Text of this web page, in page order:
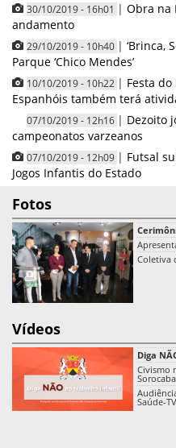
30/10/2019 - 16h01 | Obra na
andamento
29/10/2019 - 10h40 | ‘Brinca,
Parque ‘Chico Mendes’
10/10/2019 - 10h22 | Festa
Espanhóis também terá
07/10/2019 - 12h16 | Dezoito
campeonatos varzeanos
07/10/2019 - 12h09 | Futsal
Jogos Infantis do Estado
Fotos
Coletiva
Vídeos
Diga
Civismo
Sorocaba
Saúde-